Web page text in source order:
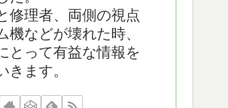
修理者、両側の視点
機などが壊れた時、
とって有益な情報を
きます。